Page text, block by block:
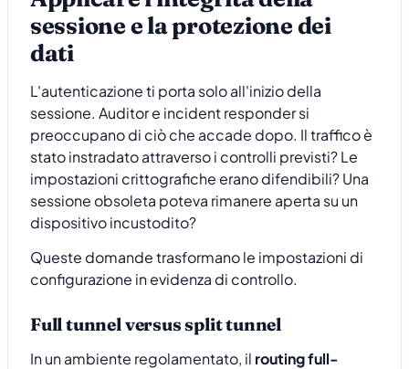
sessione e la protezione dei
dati
L'autenticazione ti porta solo all'inizio della
sessione. Auditor e incident responder si
preoccupano di ciò che accade dopo. Il traffico è
stato instradato attraverso i controlli previsti? Le
impostazioni crittografiche erano difendibili? Una
sessione obsoleta poteva rimanere aperta su un
dispositivo incustodito?
Queste domande trasformano le impostazioni di
configurazione in evidenza di controllo.
Full tunnel versus split tunnel
In un ambiente regolamentato, il routing full-